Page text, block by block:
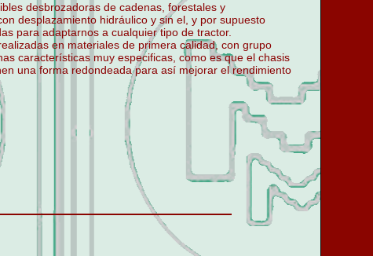
desbrozadoras de cadenas, forestales y
desplazamiento hidráulico y sin el, y por supuesto
para adaptarnos a cualquier tipo de tractor.
en materiales de primera calidad, con grupo
características muy especificas, como es que el chasis
una forma redondeada para así mejorar el rendimiento